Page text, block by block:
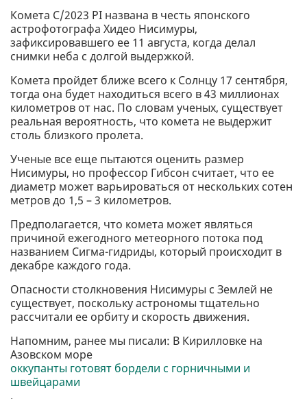
Комета C/2023 PI названа в честь японского
астрофотографа Хидео Нисимуры,
зафиксировавшего ее 11 августа, когда делал
снимки неба с долгой выдержкой.
Комета пройдет ближе всего к Солнцу 17 сентября,
тогда она будет находиться всего в 43 миллионах
километров от нас. По словам ученых, существует
реальная вероятность, что комета не выдержит
столь близкого пролета.
Ученые все еще пытаются оценить размер
Нисимуры, но профессор Гибсон считает, что ее
диаметр может варьироваться от нескольких сотен
метров до 1,5 – 3 километров.
Предполагается, что комета может являться
причиной ежегодного метеорного потока под
названием Сигма-гидриды, который происходит в
декабре каждого года.
Опасности столкновения Нисимуры с Землей не
существует, поскольку астрономы тщательно
рассчитали ее орбиту и скорость движения.
Напомним, ранее мы писали: В Кирилловке на
Азовском море
оккупанты готовят бордели с горничными и
швейцарами
.